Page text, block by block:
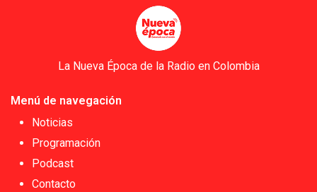
La Nueva Época de la Radio en Colombia
Menú de navegación
Noticias
Programación
Podcast
Contacto